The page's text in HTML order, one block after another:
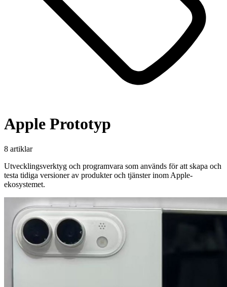
Apple Prototyp
8 artiklar
Utvecklingsverktyg och programvara som används för att skapa och
testa tidiga versioner av produkter och tjänster inom Apple-
ekosystemet.